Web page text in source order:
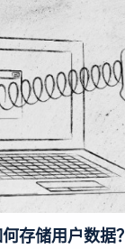
存储用户数据？